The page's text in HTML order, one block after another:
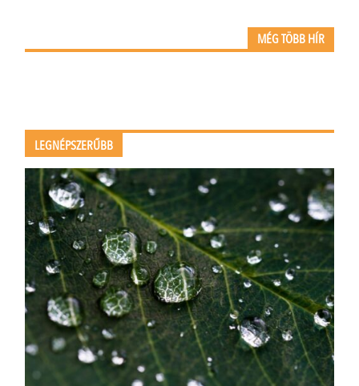
MÉG TÖBB HÍR
LEGNÉPSZERŰBB